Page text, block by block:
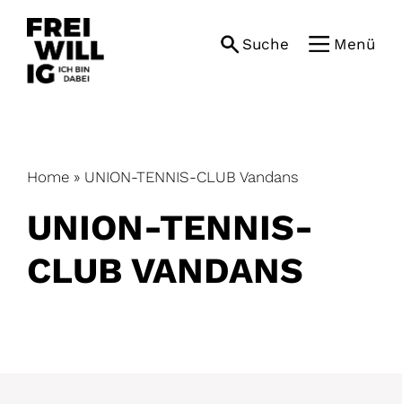
content
Suche Menü
Home » UNION-TENNIS-CLUB Vandans
UNION-TENNIS-
CLUB VANDANS